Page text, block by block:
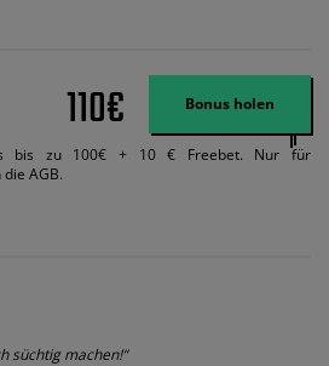
110€ Bonus holen
bis zu 100€ + 10 € Freebet. Nur für
AGB.
süchtig machen!“